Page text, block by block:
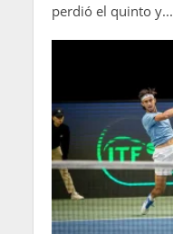
perdió el quinto y...